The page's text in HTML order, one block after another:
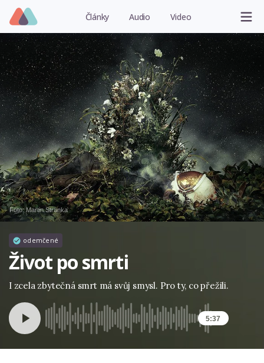
Články Audio Video
Foto:Martin Stranka
odemčené
Život po smrti
I zcela zbytečná smrt má svůj smysl. Pro ty, co přežili.
5:37